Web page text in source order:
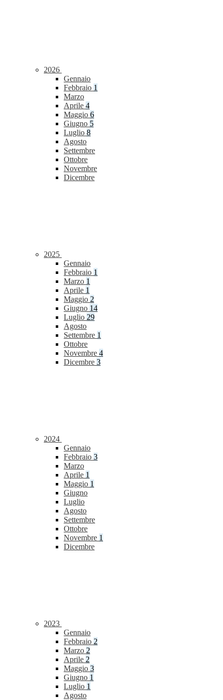
2026
Gennaio
Febbraio 1
Marzo
Aprile 4
Maggio 6
Giugno 5
Luglio 8
Agosto
Settembre
Ottobre
Novembre
Dicembre
2025
Gennaio
Febbraio 1
Marzo 1
Aprile 1
Maggio 2
Giugno 14
Luglio 29
Agosto
Settembre 1
Ottobre
Novembre 4
Dicembre 3
2024
Gennaio
Febbraio 3
Marzo
Aprile 1
Maggio 1
Giugno
Luglio
Agosto
Settembre
Ottobre
Novembre 1
Dicembre
2023
Gennaio
Febbraio 2
Marzo 2
Aprile 2
Maggio 3
Giugno 1
Luglio 1
Agosto